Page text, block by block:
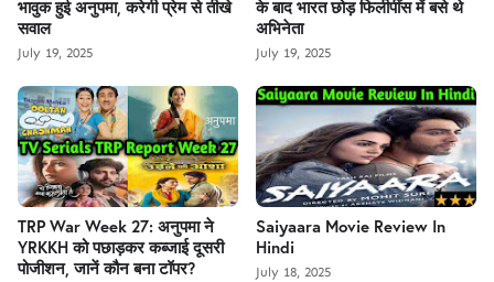
भावुक हुई अनुपमा, करेगी प्रेम से तीखे
सवाल
July 19, 2025
के बाद भारत छोड़ फिलीपींस में बसे थे
अभिनेता
July 19, 2025
TRP War Week 27: अनुपमा ने
YRKKH को पछाड़कर कब्जाई दूसरी
पोजीशन, जानें कौन बना टॉपर?
Saiyaara Movie Review In
Hindi
July 18, 2025